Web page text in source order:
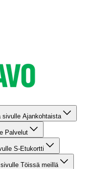
Ajankohtaista
Palvelut
S-Etukortti
Töissä meillä